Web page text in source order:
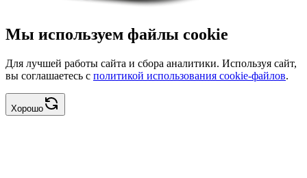
Мы используем файлы cookie
Для лучшей работы сайта и сбора аналитики. Используя сайт,
вы соглашаетесь с политикой использования cookie-файлов.
Хорошо